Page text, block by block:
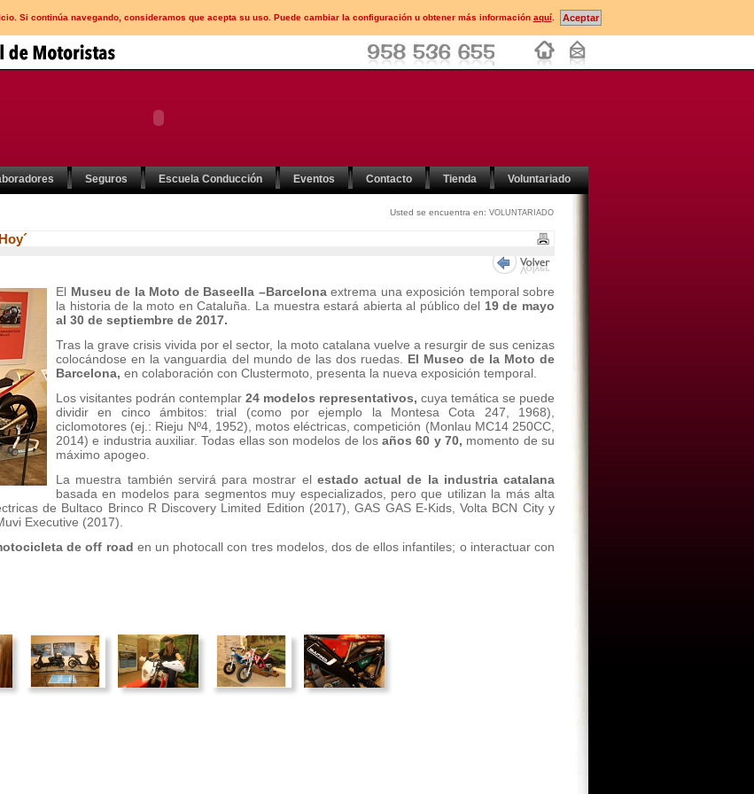
Si continúa navegando, consideramos que acepta su uso. Puede cambiar la configuración u obtener más información aquí.
Seguros Escuela Conducción Eventos Contacto Tienda Voluntariado
Usted se encuentra en: VOLUNTARIADO
El Museu de la Moto de Baseella –Barcelonaextrema una exposición temporal sobre
la historia de la moto en Cataluña. La muestra estará abierta al público del 19 de mayo
al 30 de septiembre de 2017.
Tras la grave crisis vivida por el sector, la moto catalana vuelve a resurgir de sus cenizas
colocándose en la vanguardia del mundo de las dos ruedas. El Museo de la Moto de
Barcelona, en colaboración con Clustermoto, presenta la nueva exposición temporal.
Los visitantes podrán contemplar 24 modelos representativos, cuya temática se puede
dividir en cinco ámbitos: trial (como por ejemplo la Montesa Cota 247, 1968),
ciclomotores (ej.: Rieju Nº4, 1952), motos eléctricas, competición (Monlau MC14 250CC,
2014) e industria auxiliar. Todas ellas son modelos de losaños 60 y 70, momento de su
máximo apogeo.
La muestra también servirá para mostrar el estado actual de la industria catalana
basada en modelos para segmentos muy especializados, pero que utilizan la más alta
de Bultaco Brinco R Discovery Limited Edition (2017), GAS GAS E-Kids, Volta BCN City y
Executive (2017).
de off road en un photocall con tres modelos, dos de ellos infantiles; o interactuar con